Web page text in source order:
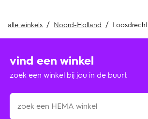
alle winkels Noord-Holland Loosdrecht
vind een winkel
zoek een winkel bij jou in de buurt